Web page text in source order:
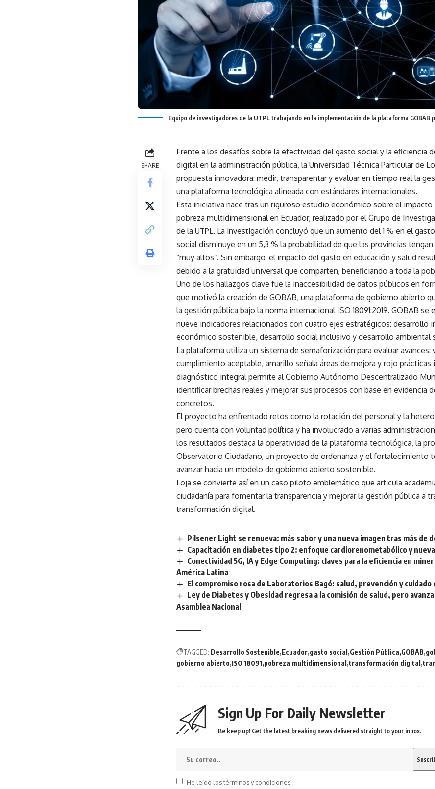
Equipo de investigadores de la UTPL trabajando en la implementación de la plataforma GOBAB
SHARE
Frente a los desafíos sobre la efectividad del gasto social y la eficiencia
digital en la administración pública, la Universidad Técnica Particular de
propuesta innovadora: medir, transparentar y evaluar en tiempo real la
una plataforma tecnológica alineada con estándares internacionales.
Esta iniciativa nace tras un riguroso estudio económico sobre el impacto
pobreza multidimensional en Ecuador, realizado por el Grupo de
de la UTPL. La investigación concluyó que un aumento del 1 % en el
social disminuye en un 5,3 % la probabilidad de que las provincias
“muy altos”. Sin embargo, el impacto del gasto en educación y salud
debido a la gratuidad universal que comparten, beneficiando a toda la
Uno de los hallazgos clave fue la inaccesibilidad de datos públicos en
que motivó la creación de GOBAB, una plataforma de gobierno abierto
la gestión pública bajo la norma internacional ISO 18091:2019. GOBAB se
nueve indicadores relacionados con cuatro ejes estratégicos: desarrollo
económico sostenible, desarrollo social inclusivo y desarrollo ambiental
La plataforma utiliza un sistema de semaforización para evaluar avances:
cumplimiento aceptable, amarillo señala áreas de mejora y rojo prácticas
diagnóstico integral permite al Gobierno Autónomo Descentralizado
identificar brechas reales y mejorar sus procesos con base en evidencia
concretos.
El proyecto ha enfrentado retos como la rotación del personal y la
pero cuenta con voluntad política y ha involucrado a varias
los resultados destaca la operatividad de la plataforma tecnológica, la
Observatorio Ciudadano, un proyecto de ordenanza y el fortalecimiento
avanzar hacia un modelo de gobierno abierto sostenible.
Loja se convierte así en un caso piloto emblemático que articula
ciudadanía para fomentar la transparencia y mejorar la gestión pública a
transformación digital.
Pilsener Light se renueva: más sabor y una nueva imagen tras más de
Capacitación en diabetes tipo 2: enfoque cardiorenometabólico y
Conectividad 5G, IA y Edge Computing: claves para la eficiencia en
América Latina
El compromiso rosa de Laboratorios Bagó: salud, prevención y cuidado
Ley de Diabetes y Obesidad regresa a la comisión de salud, pero
Asamblea Nacional
TAGGED: Desarrollo Sostenible Ecuador gasto social Gestión Pública GOBAB
gobierno abierto ISO 18091 pobreza multidimensional transformación digital
Sign Up For Daily Newsletter
Be keep up! Get the latest breaking news delivered straight to your inbox.
He leído los términos y condiciones.